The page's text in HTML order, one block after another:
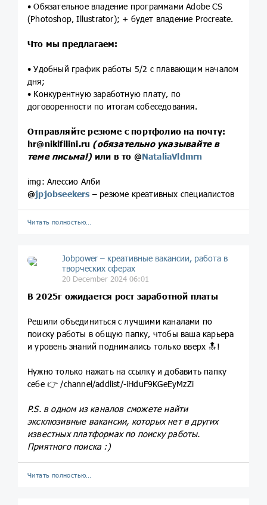
• Обязательное владение программами Adobe CS
(Photoshop, Illustrator); + будет владение Procreate.
Что мы предлагаем:
• Удобный график работы 5/2 с плавающим началом
дня;
• Конкурентную заработную плату, по
договоренности по итогам собеседования.
Отправляйте резюме с портфолио на почту:
hr@nikifilini.ru (обязательно указывайте в
теме письма!) или в то @NataliaVldmrn
img: Алессио Алби
@jpjobseekers – резюме креативных специалистов
Читать полностью…
Jobpower – креативные вакансии, работа в
творческих сферах
20 December 2024 06:01
В 2025г ожидается рост заработной платы
Решили объединиться с лучшими каналами по
поиску работы в общую папку, чтобы ваша карьера
и уровень знаний поднимались только вверх 🔝!
Нужно только нажать на ссылку и добавить папку
себе 👉 /channel/addlist/-iHduF9KGeEyMzZi
P.S. в одном из каналов сможете найти
эксклюзивные вакансии, которых нет в других
известных платформах по поиску работы.
Приятного поиска :)
Читать полностью…